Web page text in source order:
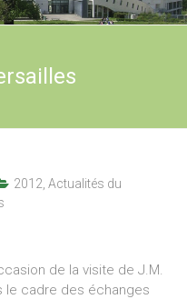
2012 ,Actualités du
de la visite de J.M.
le cadre des échanges